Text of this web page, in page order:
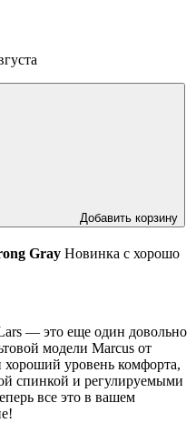
Добавить корзину
Gray Новинка с хорошо
— это еще один довольно
модели Marcus от
уровень комфорта,
спинкой и регулируемыми
все это в вашем